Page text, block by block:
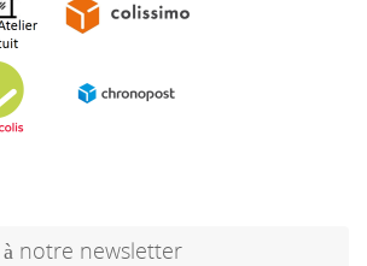
notre newsletter